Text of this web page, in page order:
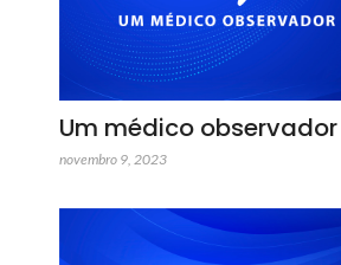
Um médico
novembro 9, 2023